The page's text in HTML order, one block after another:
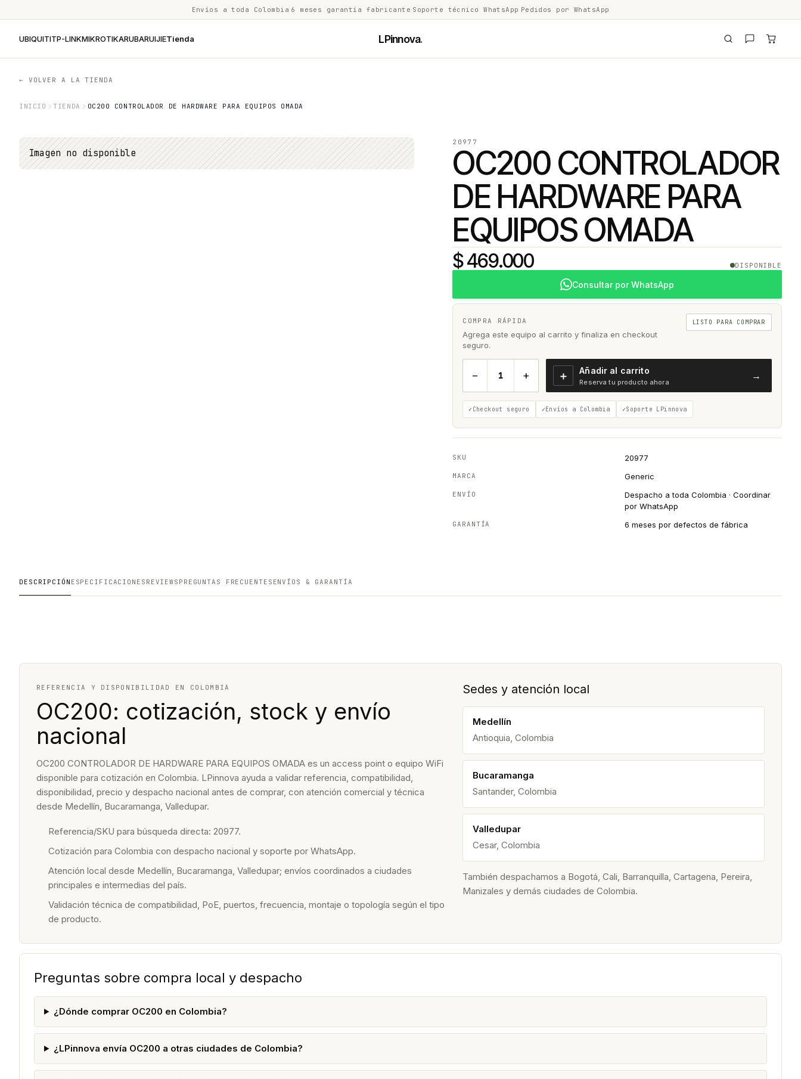
Envíos a toda Colombia 6 meses garantía fabricante Soporte técnico WhatsApp Pedidos por WhatsApp
UBIQUITITP-LINKMIKROTIKARUBARUIJIETienda LPinnova.
← VOLVER A LA TIENDA
INICIO TIENDA OC200 CONTROLADOR DE HARDWARE PARA EQUIPOS OMADA
Imagen no disponible
20977
OC200 CONTROLADOR
DE HARDWARE PARA
EQUIPOS OMADA
$ 469.000 DISPONIBLE
Consultar por WhatsApp
COMPRA RÁPIDA
Agrega este equipo al carrito y finaliza en checkout
seguro.
LISTO PARA COMPRAR
− + ＋ Añadir al carrito
Reserva tu producto ahora
→
Checkout seguro Envíos a Colombia Soporte LPinnova
SKU 20977
MARCA Generic
ENVÍO
Despacho a toda Colombia · Coordinar
por WhatsApp
GARANTÍA 6 meses por defectos de fábrica
DESCRIPCIÓN ESPECIFICACIONES REVIEWS PREGUNTAS FRECUENTES ENVÍOS & GARANTÍA
REFERENCIA Y DISPONIBILIDAD EN COLOMBIA
OC200: cotización, stock y envío
nacional
OC200 CONTROLADOR DE HARDWARE PARA EQUIPOS OMADA es un access point o equipo WiFi
disponible para cotización en Colombia. LPinnova ayuda a validar referencia, compatibilidad,
disponibilidad, precio y despacho nacional antes de comprar, con atención comercial y técnica
desde Medellín, Bucaramanga, Valledupar.
Referencia/SKU para búsqueda directa: 20977.
Cotización para Colombia con despacho nacional y soporte por WhatsApp.
Atención local desde Medellín, Bucaramanga, Valledupar; envíos coordinados a ciudades
principales e intermedias del país.
Validación técnica de compatibilidad, PoE, puertos, frecuencia, montaje o topología según el tipo
de producto.
Sedes y atención local
Medellín
Antioquia, Colombia
Bucaramanga
Santander, Colombia
Valledupar
Cesar, Colombia
También despachamos a Bogotá, Cali, Barranquilla, Cartagena, Pereira,
Manizales y demás ciudades de Colombia.
Preguntas sobre compra local y despacho
¿Dónde comprar OC200 en Colombia?
¿LPinnova envía OC200 a otras ciudades de Colombia?